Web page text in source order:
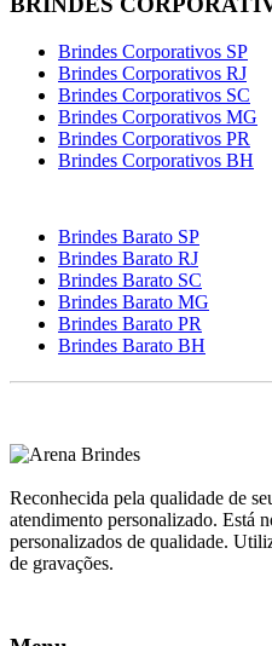
Brindes Corporativos SP
Brindes Corporativos RJ
Brindes Corporativos SC
Brindes Corporativos MG
Brindes Corporativos PR
Brindes Corporativos BH
Brindes Barato SP
Brindes Barato RJ
Brindes Barato SC
Brindes Barato MG
Brindes Barato PR
Brindes Barato BH
Reconhecida pela qualidade de
atendimento personalizado. Está
personalizados de qualidade.
de gravações.